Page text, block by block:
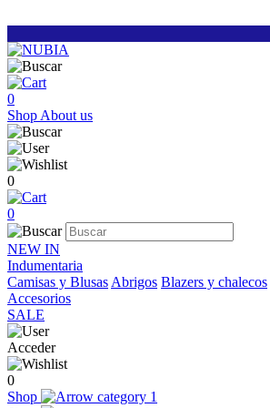
0
Shop About us
0
0
NEW IN
Indumentaria
Camisas y Blusas Abrigos Blazers y chalecos
Accesorios
SALE
Acceder
0
Shop